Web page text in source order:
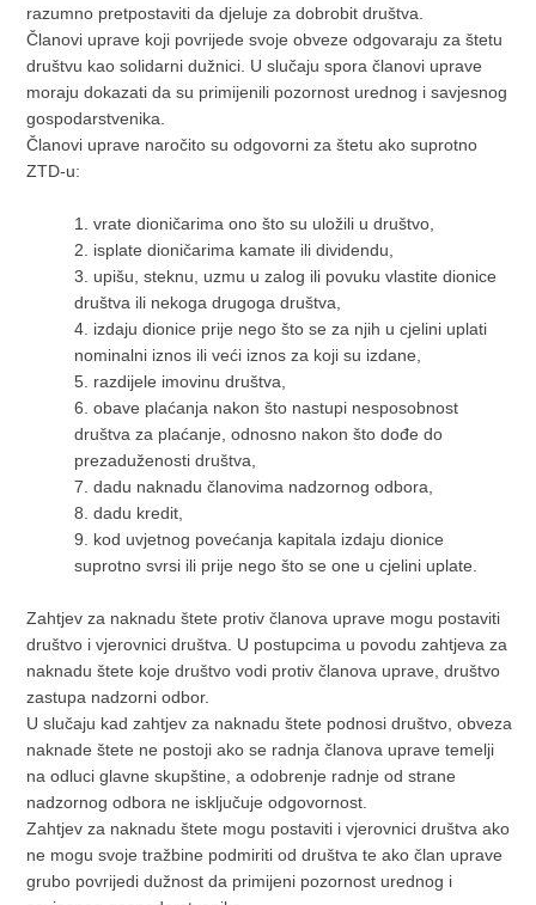
razumno pretpostaviti da djeluje za dobrobit društva.
Članovi uprave koji povrijede svoje obveze odgovaraju za štetu
društvu kao solidarni dužnici. U slučaju spora članovi uprave
moraju dokazati da su primijenili pozornost urednog i savjesnog
gospodarstvenika.
Članovi uprave naročito su odgovorni za štetu ako suprotno
ZTD-u:
1. vrate dioničarima ono što su uložili u društvo,
2. isplate dioničarima kamate ili dividendu,
3. upišu, steknu, uzmu u zalog ili povuku vlastite dionice
društva ili nekoga drugoga društva,
4. izdaju dionice prije nego što se za njih u cjelini uplati
nominalni iznos ili veći iznos za koji su izdane,
5. razdijele imovinu društva,
6. obave plaćanja nakon što nastupi nesposobnost
društva za plaćanje, odnosno nakon što dođe do
prezaduženosti društva,
7. dadu naknadu članovima nadzornog odbora,
8. dadu kredit,
9. kod uvjetnog povećanja kapitala izdaju dionice
suprotno svrsi ili prije nego što se one u cjelini uplate.
Zahtjev za naknadu štete protiv članova uprave mogu postaviti
društvo i vjerovnici društva. U postupcima u povodu zahtjeva za
naknadu štete koje društvo vodi protiv članova uprave, društvo
zastupa nadzorni odbor.
U slučaju kad zahtjev za naknadu štete podnosi društvo, obveza
naknade štete ne postoji ako se radnja članova uprave temelji
na odluci glavne skupštine, a odobrenje radnje od strane
nadzornog odbora ne isključuje odgovornost.
Zahtjev za naknadu štete mogu postaviti i vjerovnici društva ako
ne mogu svoje tražbine podmiriti od društva te ako član uprave
grubo povrijedi dužnost da primijeni pozornost urednog i